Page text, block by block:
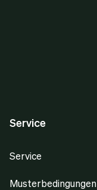
Service
Service
Musterbedingungen